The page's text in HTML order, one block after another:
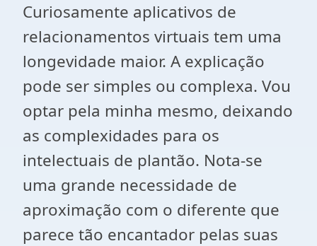
Curiosamente aplicativos de
relacionamentos virtuais tem uma
longevidade maior. A explicação
pode ser simples ou complexa. Vou
optar pela minha mesmo, deixando
as complexidades para os
intelectuais de plantão. Nota-se
uma grande necessidade de
aproximação com o diferente que
parece tão encantador pelas suas